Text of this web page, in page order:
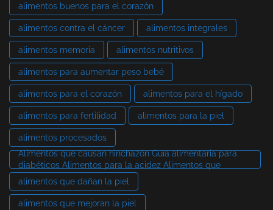
alimentos buenos para el corazón
alimentos contra el cáncer alimentos integrales
alimentos memoria alimentos nutritivos
alimentos para aumentar peso bebé
alimentos para el corazón alimentos para el hígado
alimentos para fertilidad alimentos para la piel
alimentos procesados
Alimentos que causan hinchazón Guía alimentaria para
diabéticos Alimentos para la acidez Alimentos que
alimentos que dañan la piel
alimentos que mejoran la piel